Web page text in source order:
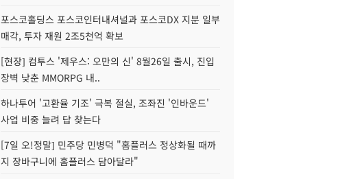
포스코홀딩스 포스코인터내셔널과 포스코DX 지분 일부
매각, 투자 재원 2조5천억 확보
[현장] 컴투스 '제우스: 오만의 신' 8월26일 출시, 진입
장벽 낮춘 MMORPG 내..
하나투어 '고환율 기조' 극복 절실, 조좌진 '인바운드'
사업 비중 늘려 답 찾는다
[7일 오!정말] 민주당 민병덕 "홈플러스 정상화될 때까
지 장바구니에 홈플러스 담아달라"